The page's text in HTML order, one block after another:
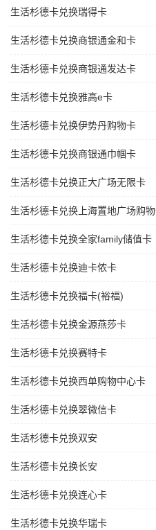
生活杉德卡兑换瑞得卡
生活杉德卡兑换商银通金和卡
生活杉德卡兑换商银通发达卡
生活杉德卡兑换雅高e卡
生活杉德卡兑换伊势丹购物卡
生活杉德卡兑换商银通巾帼卡
生活杉德卡兑换正大广场无限卡
生活杉德卡兑换上海置地广场购
生活杉德卡兑换全家family储值卡
生活杉德卡兑换迪卡侬卡
生活杉德卡兑换福卡(裕福)
生活杉德卡兑换金源燕莎卡
生活杉德卡兑换赛特卡
生活杉德卡兑换西单购物中心卡
生活杉德卡兑换翠微信卡
生活杉德卡兑换双安
生活杉德卡兑换长安
生活杉德卡兑换连心卡
生活杉德卡兑换华瑞卡